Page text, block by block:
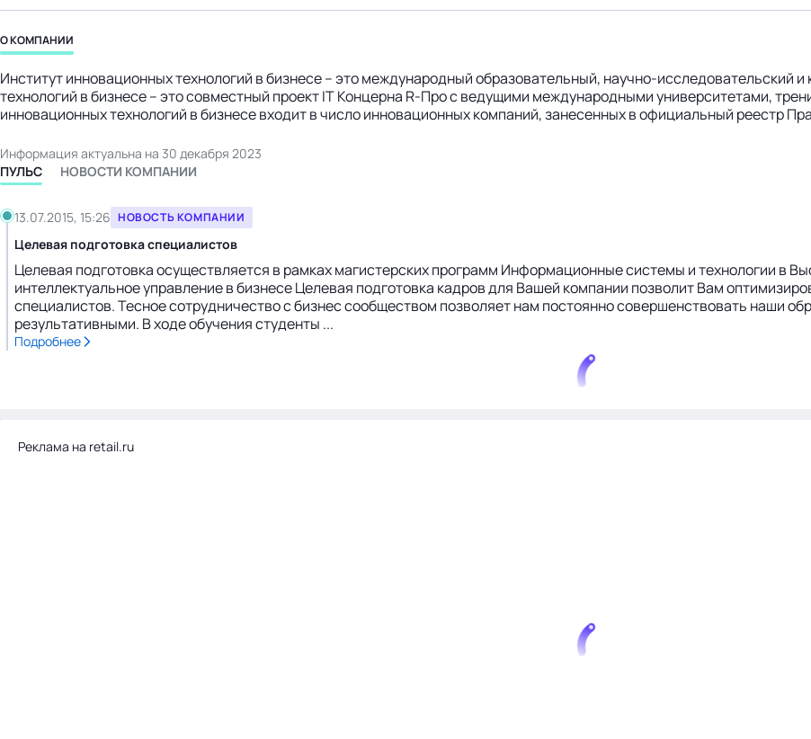
бизнес-центр
О КОМПАНИИ
Институт инновационных технологий в бизнесе – это международный образовательный, научно-исследовательский
технологий в бизнесе – это совместный проект IT Концерна R-Про с ведущими международными университетами,
инновационных технологий в бизнесе входит в число инновационных компаний, занесенных в официальный реестр
Информация актуальна на 30 декабря 2023
ПУЛЬС
НОВОСТИ КОМПАНИИ
13.07.2015, 15:26 НОВОСТЬ КОМПАНИИ
Целевая подготовка специалистов
Целевая подготовка осуществляется в рамках магистерских программ Информационные системы и технологии в
интеллектуальное управление в бизнесе Целевая подготовка кадров для Вашей компании позволит Вам
специалистов. Тесное сотрудничество с бизнес сообществом позволяет нам постоянно совершенствовать наши
результативными. В ходе обучения студенты ...
Подробнее
Реклама на retail.ru